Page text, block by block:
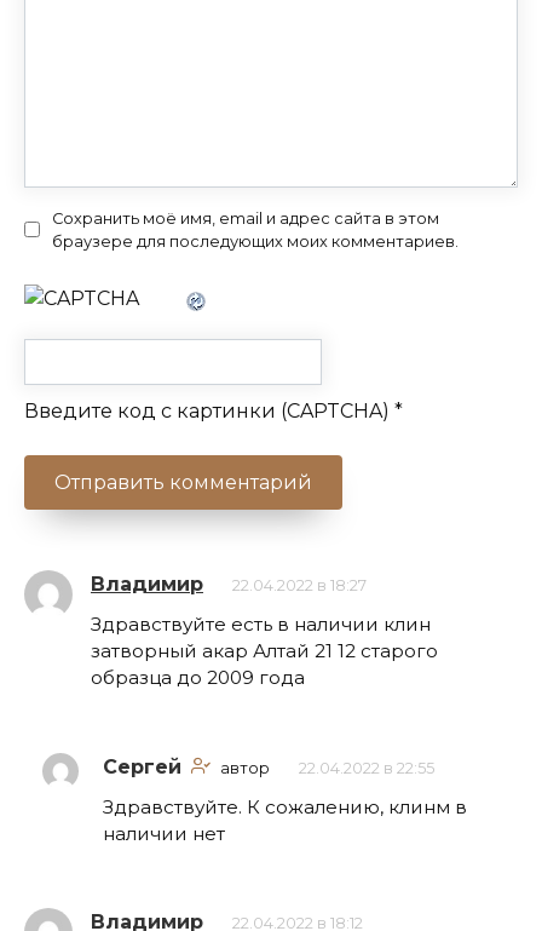
Сохранить моё имя, email и адрес сайта в этом
браузере для последующих моих комментариев.
Введите код с картинки (CAPTCHA) *
Владимир 22.04.2022 в 18:27
Здравствуйте есть в наличии клин
затворный акар Алтай 21 12 старого
образца до 2009 года
Сергей автор 22.04.2022 в 22:55
Здравствуйте. К сожалению, клинм в
наличии нет
Владимир 22.04.2022 в 18:12